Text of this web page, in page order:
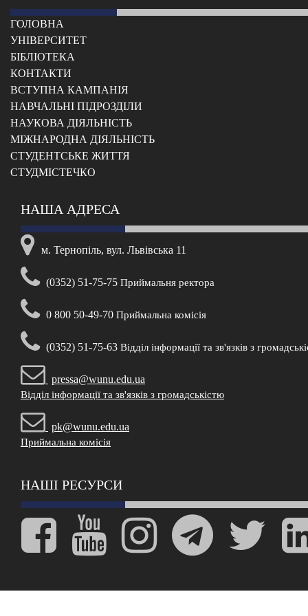
ГОЛОВНА
УНІВЕРСИТЕТ
БІБЛІОТЕКА
КОНТАКТИ
ВСТУПНА КАМПАНІЯ
НАВЧАЛЬНІ ПІДРОЗДІЛИ
НАУКОВА ДІЯЛЬНІСТЬ
МІЖНАРОДНА ДІЯЛЬНІСТЬ
CТУДЕНТСЬКЕ ЖИТТЯ
CТУДМІСТЕЧКО
НАША АДРЕСА
м. Тернопіль, вул. Львівська 11
(0352) 51-75-75 Приймальня ректора
0 800 50-49-70 Приймальна комісія
(0352) 51-75-63 Відділ інформації та зв'язків з
pressa@wunu.edu.ua
Відділ інформації та зв'язків з громадськістю
pk@wunu.edu.ua
Приймальна комісія
НАШІ РЕСУРСИ